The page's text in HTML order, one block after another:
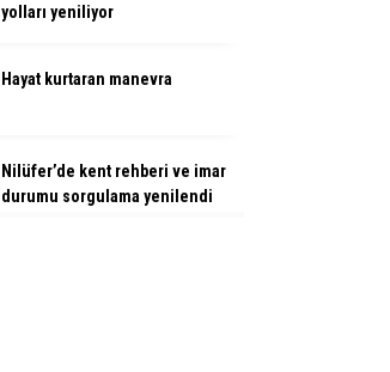
yolları yeniliyor
Hayat kurtaran manevra
Nilüfer’de kent rehberi ve imar
durumu sorgulama yenilendi